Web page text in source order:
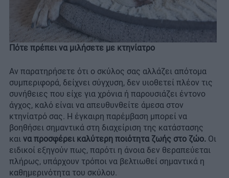
Πότε πρέπει να μιλήσετε με κτηνίατρο
Αν παρατηρήσετε ότι ο σκύλος σας αλλάζει απότομα
συμπεριφορά, δείχνει σύγχυση, δεν υιοθετεί πλέον τις
συνήθειες που είχε για χρόνια ή παρουσιάζει έντονο
άγχος, καλό είναι να απευθυνθείτε άμεσα στον
κτηνίατρό σας. Η έγκαιρη παρέμβαση μπορεί να
βοηθήσει σημαντικά στη διαχείριση της κατάστασης
και να προσφέρει καλύτερη ποιότητα ζωής στο ζώο. Οι
ειδικοί εξηγούν πως, παρότι η άνοια δεν θεραπεύεται
πλήρως, υπάρχουν τρόποι να βελτιωθεί σημαντικά η
καθημερινότητα του σκύλου.